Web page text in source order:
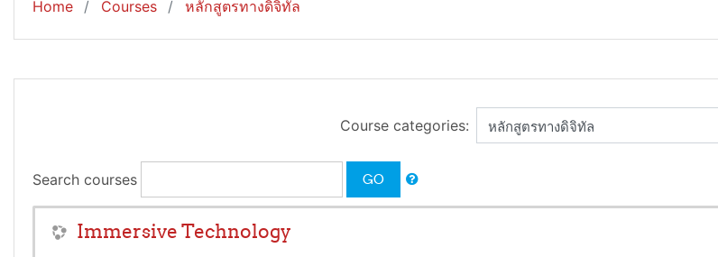
Home Courses หลักสูตรทางดิจิทัล
Course categories:
Search courses GO
Immersive Technology